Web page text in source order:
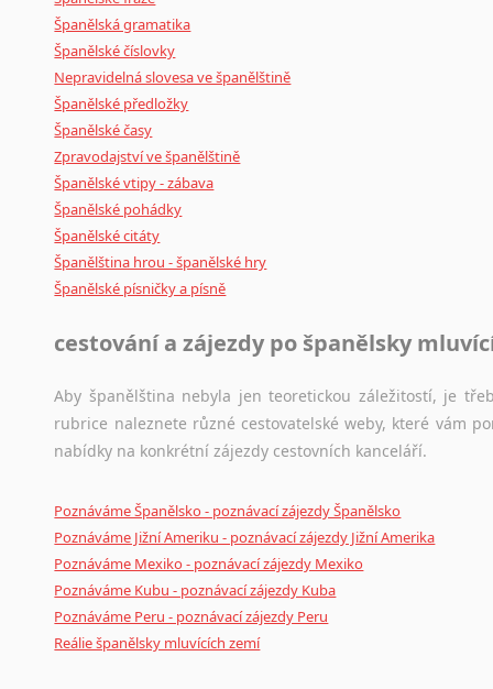
Španělská gramatika
Španělské číslovky
Nepravidelná slovesa ve španělštině
Španělské předložky
Španělské časy
Zpravodajství ve španělštině
Španělské vtipy - zábava
Španělské pohádky
Španělské citáty
Španělština hrou - španělské hry
Španělské písničky a písně
cestování a zájezdy po španělsky
Aby španělština nebyla jen teoretickou záležitostí, je
rubrice naleznete různé cestovatelské weby, které vám
nabídky na konkrétní zájezdy cestovních kanceláří.
Poznáváme Španělsko - poznávací zájezdy Španělsko
Poznáváme Jižní Ameriku - poznávací zájezdy Jižní Amerika
Poznáváme Mexiko - poznávací zájezdy Mexiko
Poznáváme Kubu - poznávací zájezdy Kuba
Poznáváme Peru - poznávací zájezdy Peru
Reálie španělsky mluvících zemí